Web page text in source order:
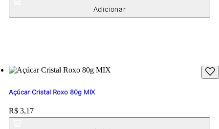
Açúcar Cristal Roxo 80g MIX
Price:
R$ 3,17